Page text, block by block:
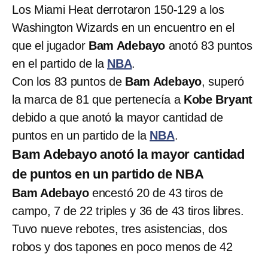
Los Miami Heat derrotaron 150-129 a los
Washington Wizards en un encuentro en el
que el jugador Bam Adebayo anotó 83 puntos
en el partido de la NBA.
Con los 83 puntos de Bam Adebayo, superó
la marca de 81 que pertenecía a Kobe Bryant
debido a que anotó la mayor cantidad de
puntos en un partido de la NBA.
Bam Adebayo anotó la mayor cantidad
de puntos en un partido de NBA
Bam Adebayoencestó 20 de 43 tiros de
campo, 7 de 22 triples y 36 de 43 tiros libres.
Tuvo nueve rebotes, tres asistencias, dos
robos y dos tapones en poco menos de 42